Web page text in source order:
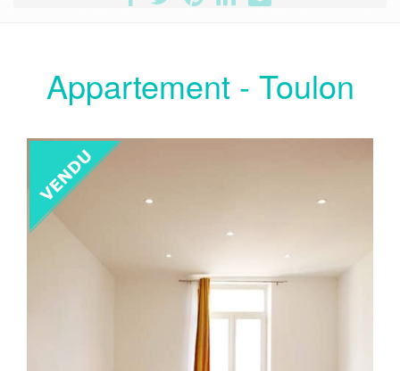
Appartement - Toulon